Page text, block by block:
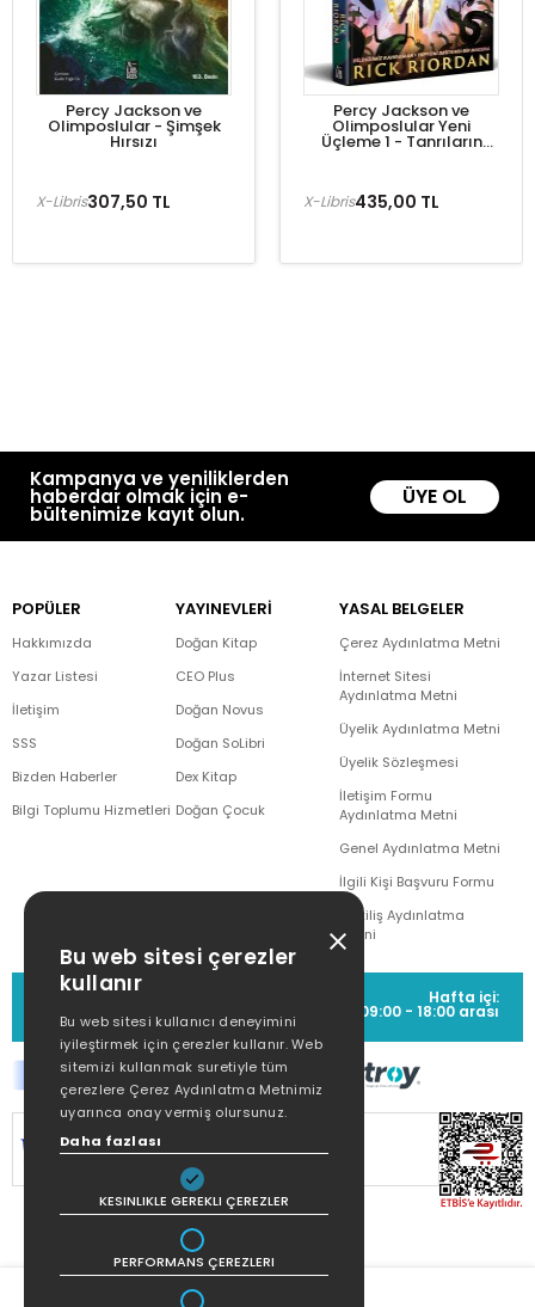
Percy Jackson ve
Olimposlular - Şimşek
Hırsızı
307,50 TL
X-Libris
Percy Jackson ve
Olimposlular Yeni
Üçleme 1 - Tanrıların
435,00 TL
X-Libris
Kampanya ve yeniliklerden
haberdar olmak için e-
bültenimize kayıt olun.
ÜYE OL
POPÜLER
Hakkımızda
Yazar Listesi
İletişim
SSS
Bizden Haberler
Bilgi Toplumu Hizmetleri
YAYINEVLERİ
Doğan Kitap
CEO Plus
Doğan Novus
Doğan SoLibri
Dex Kitap
Doğan Çocuk
YASAL BELGELER
Çerez Aydınlatma Metni
İnternet Sitesi
Aydınlatma Metni
Üyelik Aydınlatma Metni
Üyelik Sözleşmesi
İletişim Formu
Aydınlatma Metni
Genel Aydınlatma Metni
İlgili Kişi Başvuru Formu
Çekiliş Aydınlatma
Metni
MÜŞTERİ HİZMETLERİ
(0212) 373 77 00
Hafta içi:
09:00 - 18:00 arası
SİTEMİZ
KORUNMAKTADIR.
Bu web sitesi çerezler
kullanır
Bu web sitesi kullanıcı deneyimini
iyileştirmek için çerezler kullanır. Web
sitemizi kullanmak suretiyle tüm
çerezlere Çerez Aydınlatma Metnimiz
uyarınca onay vermiş olursunuz.
Daha fazlası
KESINLIKLE GEREKLI ÇEREZLER
PERFORMANS ÇEREZLERI